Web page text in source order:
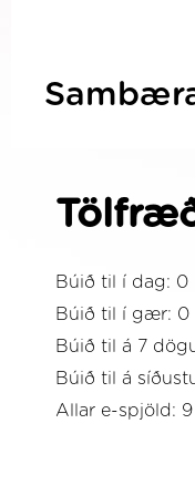
Búið til í dag: 0
Búið til í gær: 0
Búið til á 7
Búið til á
Allar e-spjöld: 9